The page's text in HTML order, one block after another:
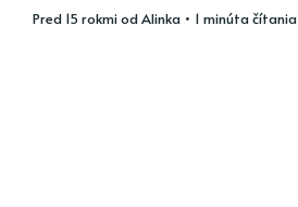
pred 15 rokmiodAlinka • 1 minúta čítania